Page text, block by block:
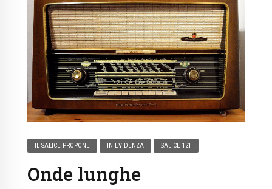
IL SALICE PROPONE IN EVIDENZA SALICE 121
Onde lunghe